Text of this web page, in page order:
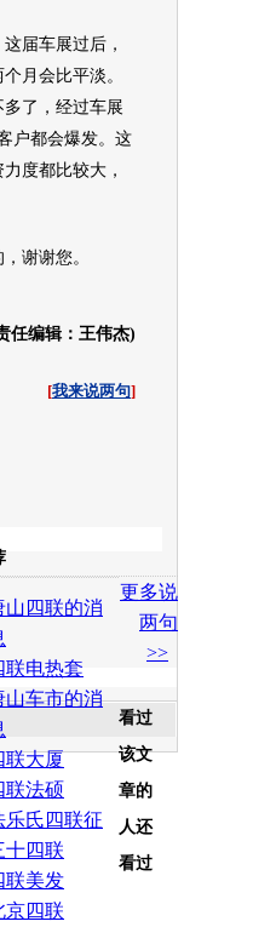
这届车展过后，
月会比平淡。
多了，经过车展
户都会爆发。这
度都比较大，
，谢谢您。
任编辑：王伟杰)
[我来说两句]
会 百度i贴吧
山四联的消
联电热套
山车市的消
联大厦
联法硕
乐氏四联征
十四联
联美发
京四联
更多说
两句
>>
看过
该文
章的
人还
看过